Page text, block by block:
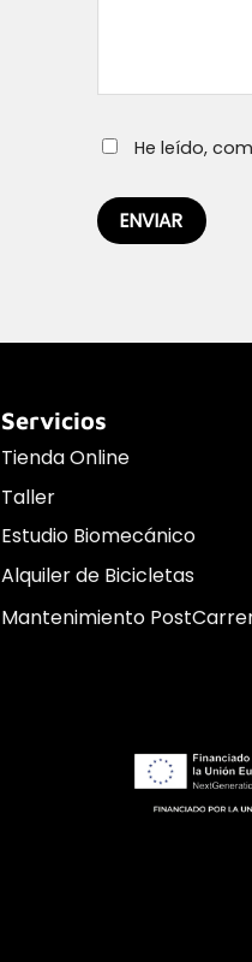
He leído,
Servicios
Tienda Online
Taller
Estudio Biomecánico
Alquiler de Bicicletas
Mantenimiento